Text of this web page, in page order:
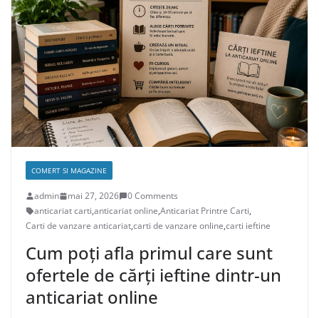
COMERT SI MAGAZINE
admin mai 27, 2026
0 Comments
anticariat carti,anticariat online,Anticariat Printre Carti,
Carti de vanzare anticariat,carti de vanzare online,carti ieftine
Cum poți afla primul care sunt
ofertele de cărți ieftine dintr-un
anticariat online